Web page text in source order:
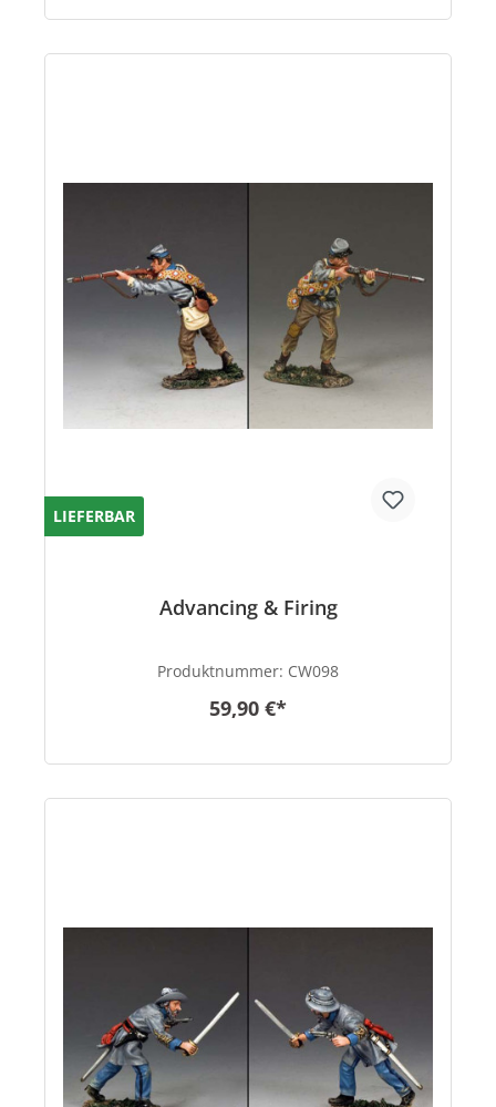
LIEFERBAR
Advancing & Firing
Produktnummer: CW098
59,90 €*